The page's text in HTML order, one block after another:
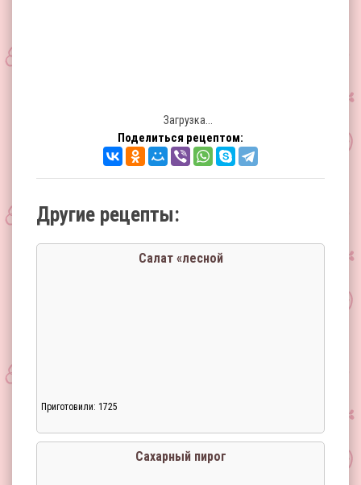
Загрузка...
Поделиться рецептом:
Другие рецепты:
Салат «лесной
Приготовили: 1725
Сахарный пирог